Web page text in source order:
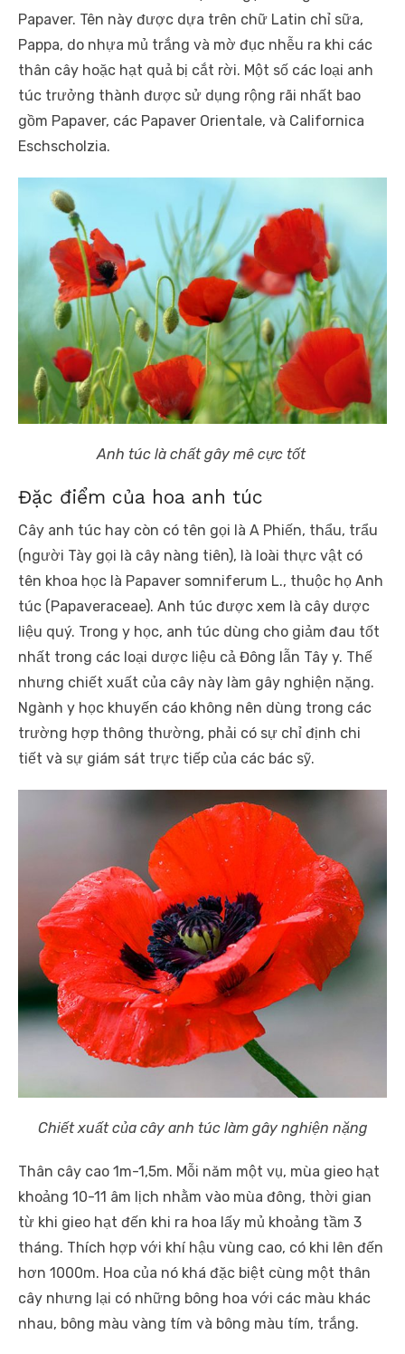
Papaver. Tên này được dựa trên chữ Latin chỉ sữa,
Pappa, do nhựa mủ trắng và mờ đục nhễu ra khi các
thân cây hoặc hạt quả bị cắt rời. Một số các loại anh
túc trưởng thành được sử dụng rộng rãi nhất bao
gồm Papaver, các Papaver Orientale, và Californica
Eschscholzia.
Anh túc là chất gây mê cực tốt
Đặc điểm của hoa anh túc
Cây anh túc hay còn có tên gọi là A Phiến, thẩu, trẩu
(người Tày gọi là cây nàng tiên), là loài thực vật có
tên khoa học là Papaver somniferum L., thuộc họ Anh
túc (Papaveraceae). Anh túc được xem là cây dược
liệu quý. Trong y học, anh túc dùng cho giảm đau tốt
nhất trong các loại dược liệu cả Đông lẫn Tây y. Thế
nhưng chiết xuất của cây này làm gây nghiện nặng.
Ngành y học khuyến cáo không nên dùng trong các
trường hợp thông thường, phải có sự chỉ định chi
tiết và sự giám sát trực tiếp của các bác sỹ.
Chiết xuất của cây anh túc làm gây nghiện nặng
Thân cây cao 1m-1,5m. Mỗi năm một vụ, mùa gieo hạt
khoảng 10-11 âm lịch nhằm vào mùa đông, thời gian
từ khi gieo hạt đến khi ra hoa lấy mủ khoảng tầm 3
tháng. Thích hợp với khí hậu vùng cao, có khi lên đến
hơn 1000m. Hoa của nó khá đặc biệt cùng một thân
cây nhưng lại có những bông hoa với các màu khác
nhau, bông màu vàng tím và bông màu tím, trắng.